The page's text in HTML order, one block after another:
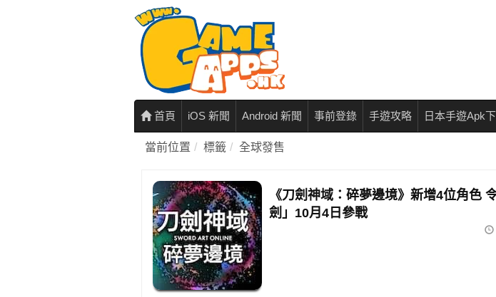
首頁 iOS 新聞 Android 新聞 事前登錄 手遊攻略 日本手遊Apk
當前位置 標籤 全球發售
《刀劍神域：碎夢邊境》新增4位角色
劍」10月4日參戰